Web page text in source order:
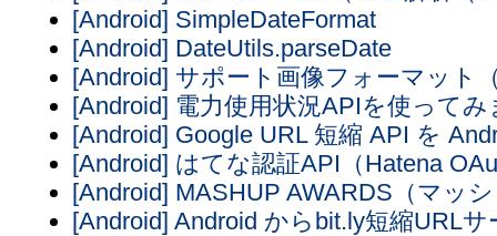
[Android] SimpleDateFormat
[Android] DateUtils.parseDate
[Android] サポート画像フォーマット
[Android] 電力使用状況APIを使ってみ
[Android] Google URL 短縮 API を
[Android] はてな認証API（Hatena
[Android] MASHUP AWARDS（マッ
[Android] Android からbit.ly短縮URL